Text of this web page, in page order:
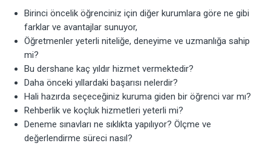
Birinci öncelik öğrenciniz için diğer kurumlara göre ne gibi
farklar ve avantajlar sunuyor,
Öğretmenler yeterli niteliğe, deneyime ve uzmanlığa sahip
mi?
Bu dershane kaç yıldır hizmet vermektedir?
Daha önceki yıllardaki başarısı nelerdir?
Hali hazırda seçeceğiniz kuruma giden bir öğrenci var mı?
Rehberlik ve koçluk hizmetleri yeterli mi?
Deneme sınavları ne sıklıkta yapılıyor? Ölçme ve
değerlendirme süreci nasıl?